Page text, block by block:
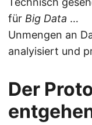
für Big Data …
Unmengen an
analyisiert und
Der